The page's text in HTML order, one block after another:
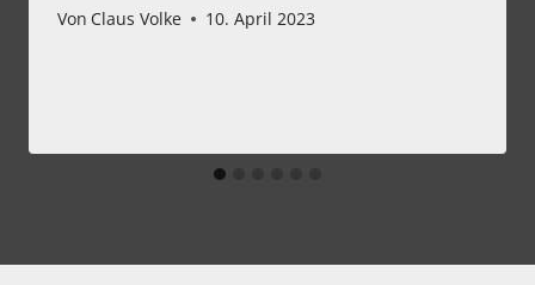
Von Claus Volke 10. April 2023